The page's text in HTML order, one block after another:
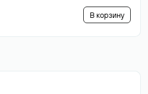
В корзину